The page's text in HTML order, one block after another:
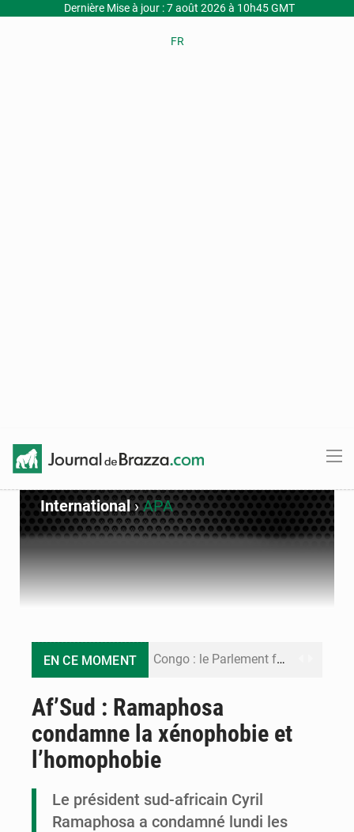
Dernière Mise à jour : 7 août 2026 à 10h45 GMT
FR
International›APA
EN CE MOMENT Congo : le Parlement formule 28 recommandations sur le Cadre budgétaire 2027-2029
Congo : la Grande foire agricole pour renforcer la souveraineté alimentaire
Af’Sud : Ramaphosa
condamne la xénophobie et
l’homophobie
Le président sud-africain Cyril
Ramaphosa a condamné lundi les